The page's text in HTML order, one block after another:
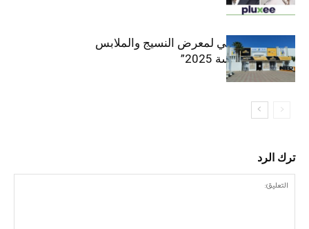
الافتتاح الرسمي لمعرض النسيج والملابس
“إنترتكس سوسة 2025”
ترك الرد